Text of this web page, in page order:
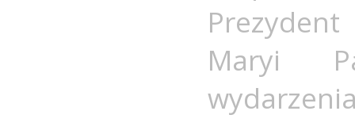
Prezydent
Maryi